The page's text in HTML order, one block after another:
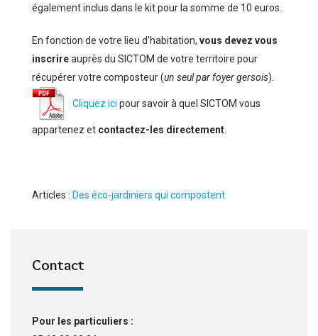
également inclus dans le kit pour la somme de 10 euros.
En fonction de votre lieu d’habitation, vous devez vous
inscrireauprès du SICTOM de votre territoire pour
récupérer votre composteur (un seul par foyer gersois).
Cliquez ici pour savoir à quel SICTOM vous
appartenez et contactez-les directement
Articles : Des éco-jardiniers qui compostent
Contact
Pour les particuliers :